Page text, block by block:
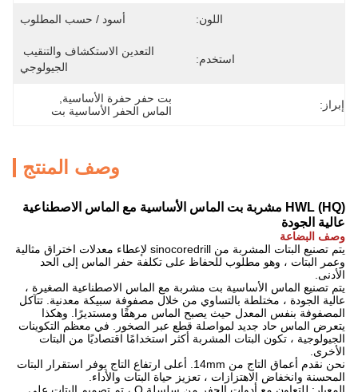
اللون: أسود / حسب المطلوب
استخدم:
الجيولوجي
إبراز: بت حفر حفرة الأساسية
الماس الحفر الأساسية بت
وصف المنتج
HWL (HQ) مشربة بت الماس الأساسية مع الماس الاصطناعية
عالية الجودة
وصف البضاعة
يتم تصنيع البتات المشربة من sinocoredrill لإعطاء معدلات اختراق مثالية
وعمر البتات ، وهو مطلوب للحفاظ على تكلفة حفر الماس إلى الحد
الأدنى.
يتم تصنيع الماس الأساسية بت مشربة مع الماس الاصطناعية الصغيرة ،
عالية الجودة ، مختلطة بالتساوي من خلال مصفوفة سبيكة معدنية. تتآكل
المصفوفة بنفس المعدل حيث يصبح الماس مرهقًا ومستديرًا.
وهكذا
يتعرض الماس حاد جديد لمواصلة قطع عبر الصخور.
في معظم التكوينات
الجيولوجية ، تكون البتات المشربة أكثر استخدامًا اقتصاديًا من البتات
الأخرى.
نحن نقدم أعماق التاج من 14mm. أعلى ارتفاع التاج يوفر استقرار البتات
المحسنة وانخفاض الاهتزازات ، تعزيز حياة البتات والأداء.